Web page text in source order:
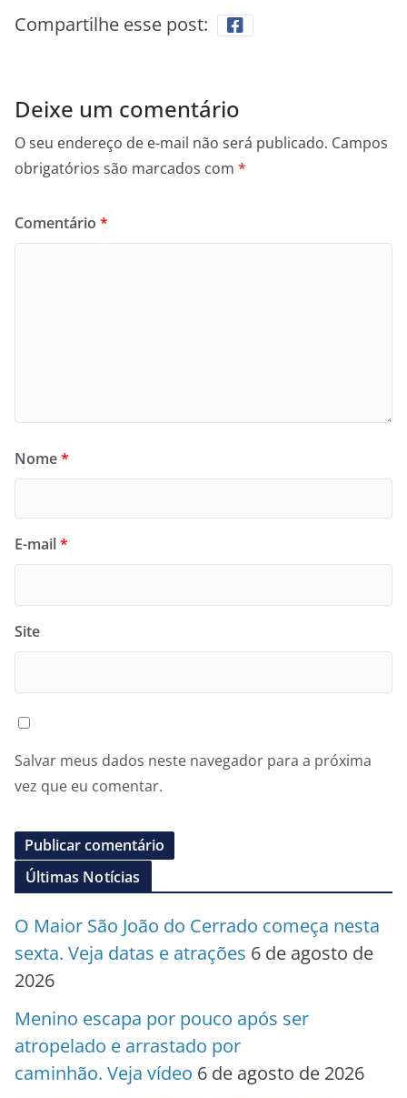
Compartilhe esse post:
Deixe um comentário
O seu endereço de e-mail não será publicado. Campos
obrigatórios são marcados com *
Comentário *
Nome*
E-mail*
Site
Salvar meus dados neste navegador para a próxima
vez que eu comentar.
Últimas Notícias
O Maior São João do Cerrado começa nesta
sexta. Veja datas e atrações 6 de agosto de
2026
Menino escapa por pouco após ser
atropelado e arrastado por
caminhão. Veja vídeo 6 de agosto de 2026